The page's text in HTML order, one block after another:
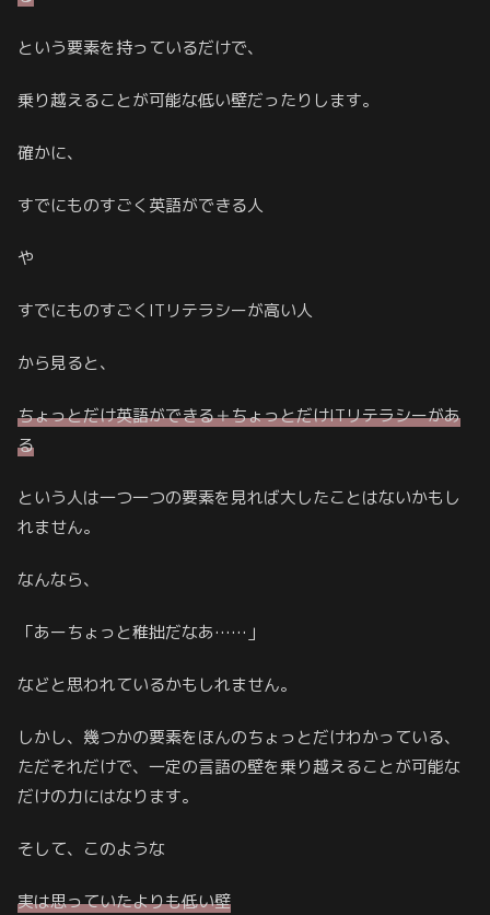
という要素を持っているだけで、
乗り越えることが可能な低い壁だったりします。
確かに、
すでにものすごく英語ができる人
や
すでにものすごくITリテラシーが高い人
から見ると、
ちょっとだけ英語ができる＋ちょっとだけITリテラシーがあ
る
という人は一つ一つの要素を見れば大したことはないかもし
れません。
なんなら、
「あーちょっと稚拙だなあ……」
などと思われているかもしれません。
しかし、幾つかの要素をほんのちょっとだけわかっている、
ただそれだけで、一定の言語の壁を乗り越えることが可能な
だけの力にはなります。
そして、このような
実は思っていたよりも低い壁